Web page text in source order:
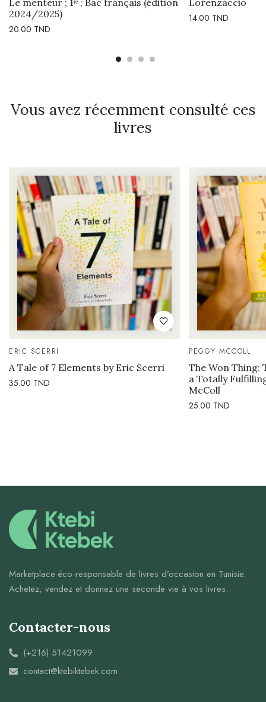
Le menteur ; 1ʳᵉ ; Bac français (édition
2024/2025)
20.00 TND
Lorenzaccio
14.00 TND
Vous avez récemment consulté ces
livres
ERIC SCERRI
A Tale of 7 Elements by Eric Scerri
35.00 TND
PEGGY MCCOLL
The Won Thing:
a Totally
McColl
25.00 TND
Marketplace éco-responsable de livres d’occasion en Tunisie.
Achetez, vendez et donnez une seconde vie à vos livres.
Contacter-nous
(+216) 51421099
contact@ktebiktebek.com